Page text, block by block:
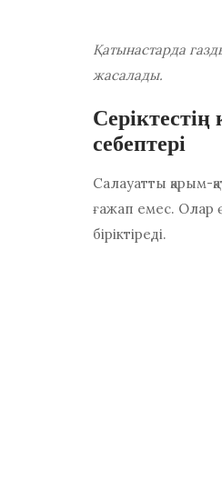
Қатынастарда
жасалады.
себептері
Салауатты қарым-
ғажап емес. Олар
біріктіреді.